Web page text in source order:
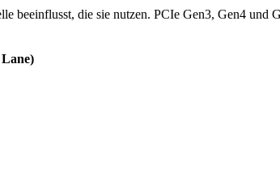
die sie nutzen. PCIe Gen3, Gen4 und